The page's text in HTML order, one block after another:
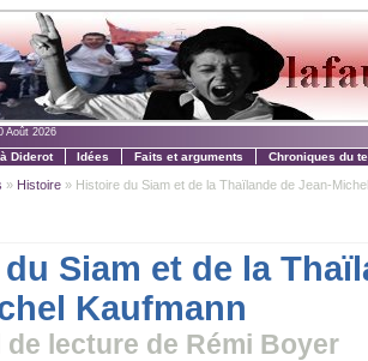
Août 2026
Diderot Idées Faits et arguments Chroniques du
» Histoire » Histoire du Siam et de la Thaïlande de Jean-
Siam et de la
Kaufmann
lecture de Rémi Boyer